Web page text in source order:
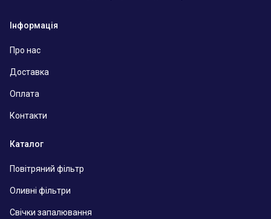
Інформація
Про нас
Доставка
Оплата
Контакти
Каталог
Повітряний фільтр
Оливні фільтри
Свічки запалювання